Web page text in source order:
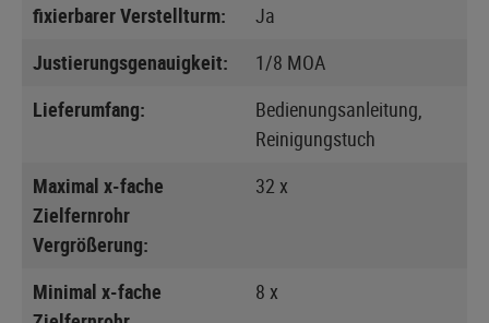
fixierbarer Verstellturm:
Ja
Justierungsgenauigkeit:
1/8 MOA
Lieferumfang:
Bedienungsanleitung,
Reinigungstuch
Maximal x-fache
Zielfernrohr
Vergrößerung:
32 x
Minimal x-fache
8 x